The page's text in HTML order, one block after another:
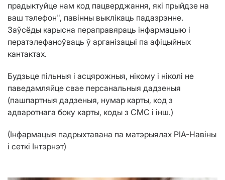
прадыктуйце нам код пацверджання, які прыйдзе на
ваш тэлефон", павінны выклікаць падазрэнне.
Заўсёды карысна пераправяраць інфармацыю і
ператэлефаноўваць ў арганізацыі па афіцыйных
кантактах.
Будзьце пільныя і асцярожныя, нікому і ніколі не
паведамляйце свае персанальныя дадзеныя
(пашпартныя дадзеныя, нумар карты, код з
адваротнага боку карты, коды з СМС і інш.)
(Інфармацыя падрыхтавана па матэрыялах РІА-Навіны
і сеткі Інтэрнэт)